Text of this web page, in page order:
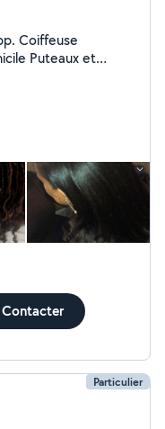
Coiffeuse
et
bouger de chez
et la mise en
:
Retrouvez
vous inspirer.
whasApp j'y suis
Contacter
Particulier